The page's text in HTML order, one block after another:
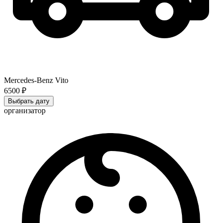
Mercedes-Benz Vito
6500 ₽
Выбрать дату
организатор